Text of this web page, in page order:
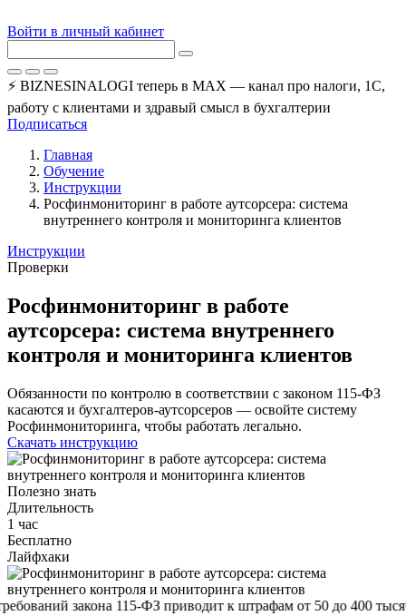
Войти в личный кабинет
⚡ BIZNESINALOGI теперь в MAX — канал про налоги, 1С,
работу с клиентами и здравый смысл в бухгалтерии
Подписаться
Главная
Обучение
Инструкции
Росфинмониторинг в работе аутсорсера: система
внутреннего контроля и мониторинга клиентов
Инструкции
Проверки
Росфинмониторинг в работе
аутсорсера: система внутреннего
контроля и мониторинга клиентов
Обязанности по контролю в соответствии с законом 115-ФЗ
касаются и бухгалтеров-аутсорсеров — освойте систему
Росфинмониторинга, чтобы работать легально.
Скачать инструкцию
Полезно знать
Длительность
1 час
Бесплатно
Лайфхаки
закона 115-ФЗ приводит к штрафам от 50 до 400 тысяч